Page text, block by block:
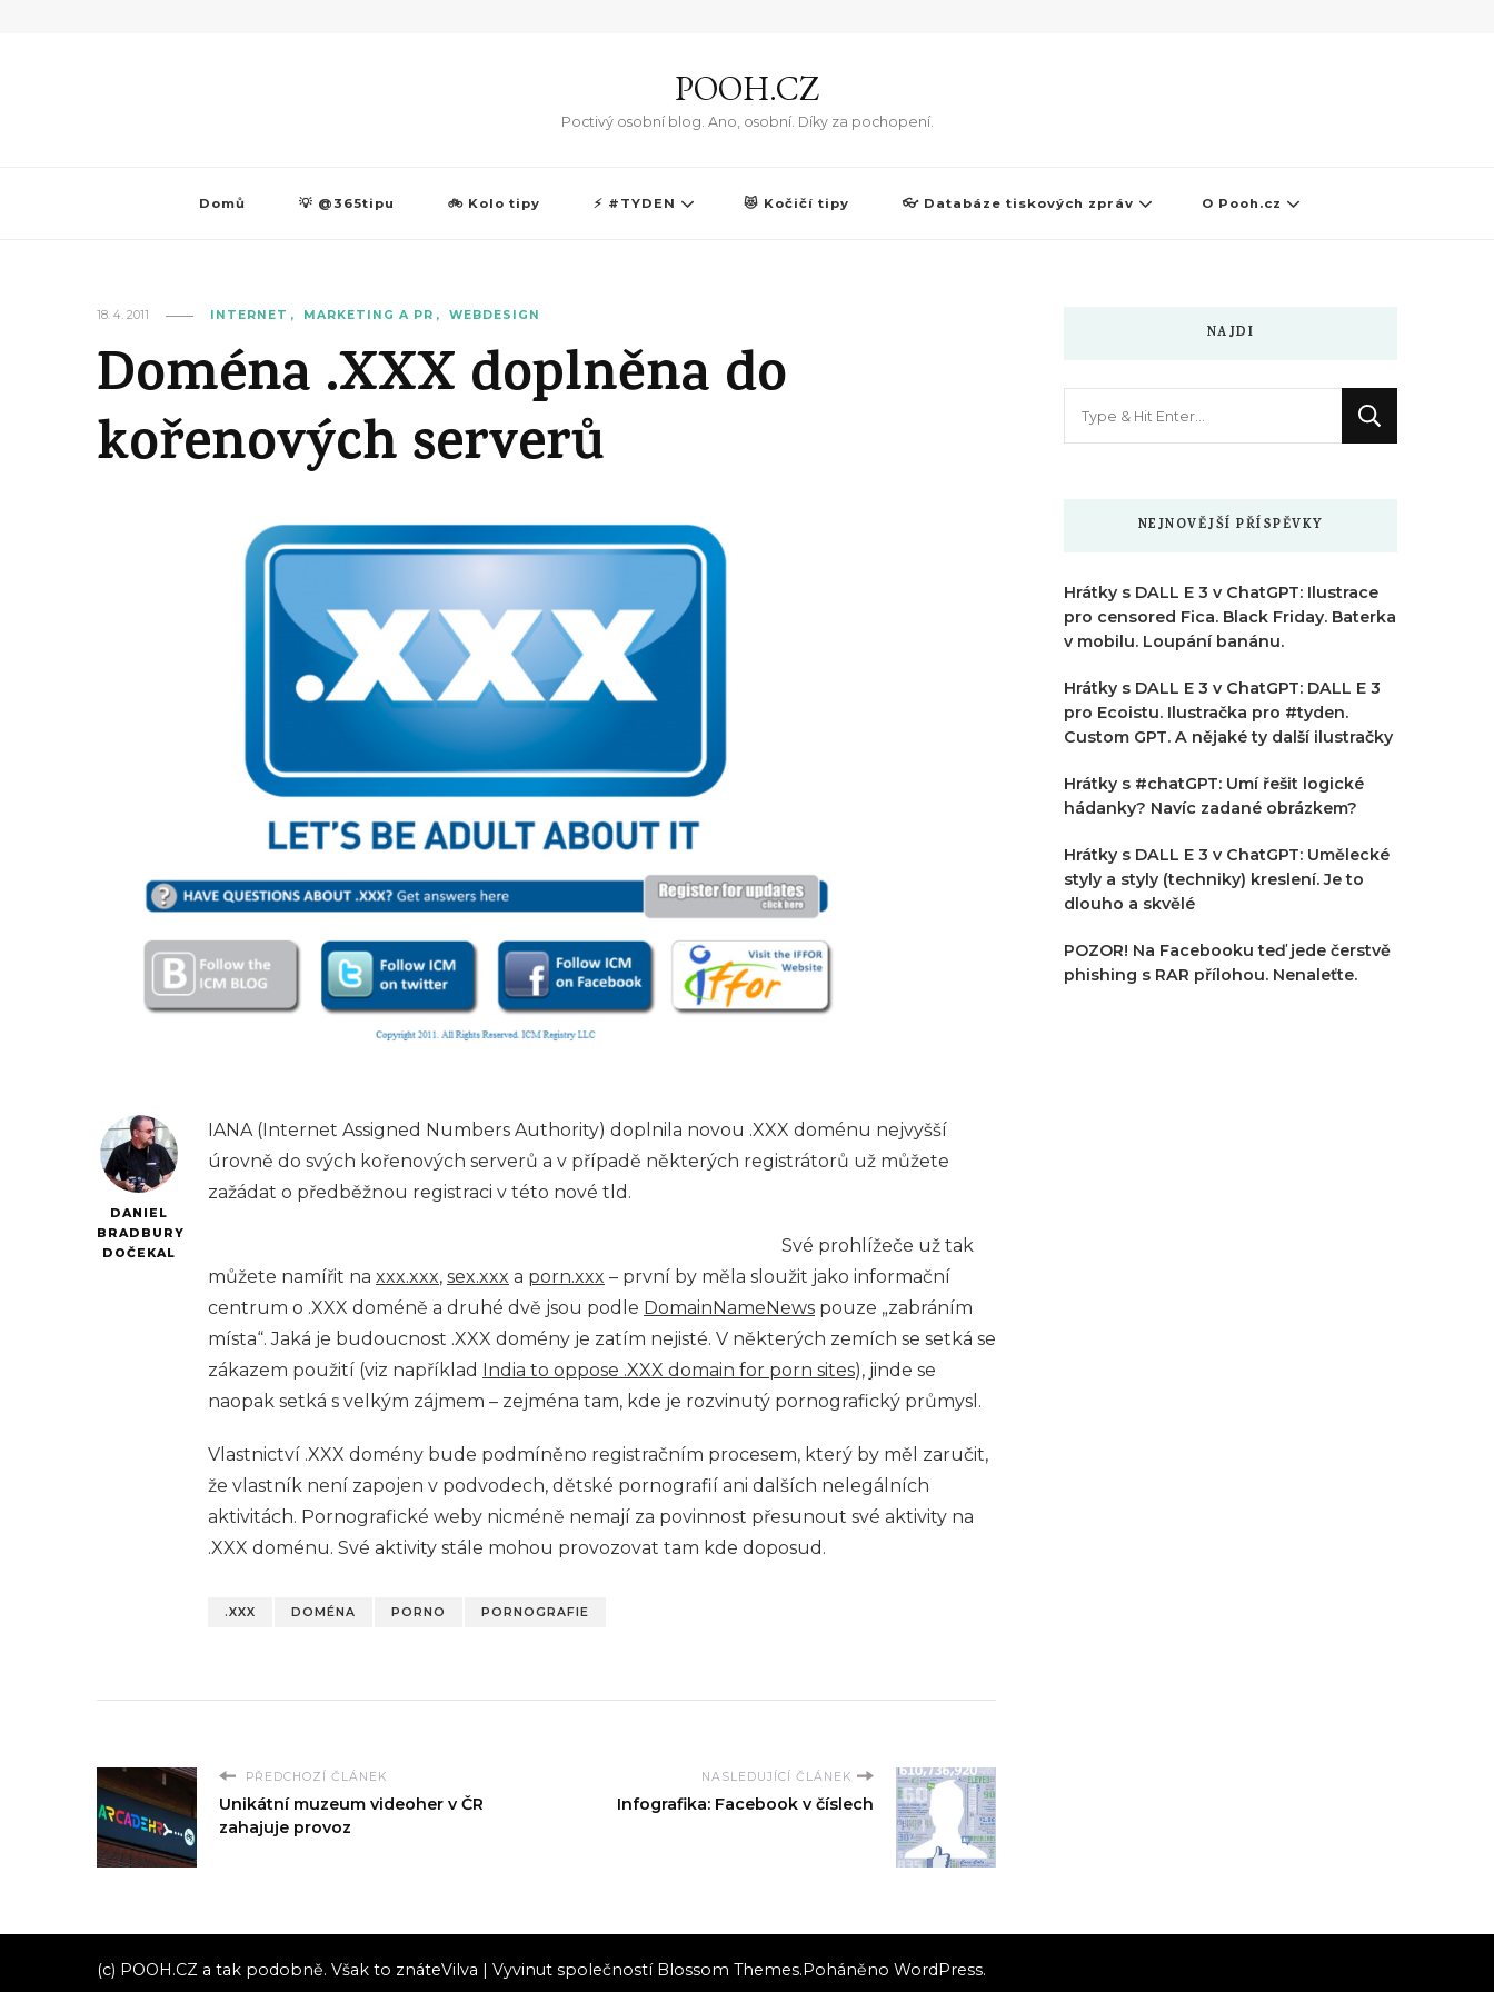
POOH.CZ
Poctivý osobní blog. Ano, osobní. Díky za pochopení.
Domů 💡 @365tipu 🚲 Kolo tipy ⚡ #TYDEN 😻 Kočičí tipy 👓 Databáze tiskových zpráv O Pooh.cz
18. 4. 2011 INTERNET MARKETING A PR WEBDESIGN
Doména .XXX doplněna do
kořenových serverů
DANIEL
BRADBURY
DOČEKAL
IANA (Internet Assigned Numbers Authority) doplnila novou .XXX doménu nejvyšší
úrovně do svých kořenových serverů a v případě některých registrátorů už můžete
zažádat o předběžnou registraci v této nové tld.
Své prohlížeče už tak
můžete namířit na xxx.xxx, sex.xxx a porn.xxx – první by měla sloužit jako informační
centrum o .XXX doméně a druhé dvě jsou podle DomainNameNews pouze „zabráním
místa“. Jaká je budoucnost .XXX domény je zatím nejisté. V některých zemích se setká se
zákazem použití (viz například India to oppose .XXX domain for porn sites), jinde se
naopak setká s velkým zájmem – zejména tam, kde je rozvinutý pornografický průmysl.
Vlastnictví .XXX domény bude podmíněno registračním procesem, který by měl zaručit,
že vlastník není zapojen v podvodech, dětské pornografií ani dalších nelegálních
aktivitách. Pornografické weby nicméně nemají za povinnost přesunout své aktivity na
.XXX doménu. Své aktivity stále mohou provozovat tam kde doposud.
.XXX DOMÉNA PORNO PORNOGRAFIE
PŘEDCHOZÍ ČLÁNEK
Unikátní muzeum videoher v ČR
zahajuje provoz
NASLEDUJÍCÍ ČLÁNEK
Infografika: Facebook v číslech
NAJDI
NEJNOVĚJŠÍ PŘÍSPĚVKY
Hrátky s DALL E 3 v ChatGPT: Ilustrace
pro censored Fica. Black Friday. Baterka
v mobilu. Loupání banánu.
Hrátky s DALL E 3 v ChatGPT: DALL E 3
pro Ecoistu. Ilustračka pro #tyden.
Custom GPT. A nějaké ty další ilustračky
Hrátky s #chatGPT: Umí řešit logické
hádanky? Navíc zadané obrázkem?
Hrátky s DALL E 3 v ChatGPT: Umělecké
styly a styly (techniky) kreslení. Je to
dlouho a skvělé
POZOR! Na Facebooku teď jede čerstvě
phishing s RAR přílohou. Nenaleťte.
(c) POOH.CZ a tak podobně. Však to znáteVilva | Vyvinut společností Blossom Themes.Poháněno WordPress.